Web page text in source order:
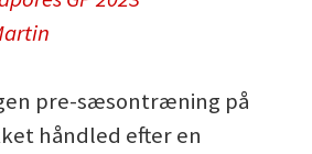
pre-sæsontræning på
håndled efter en